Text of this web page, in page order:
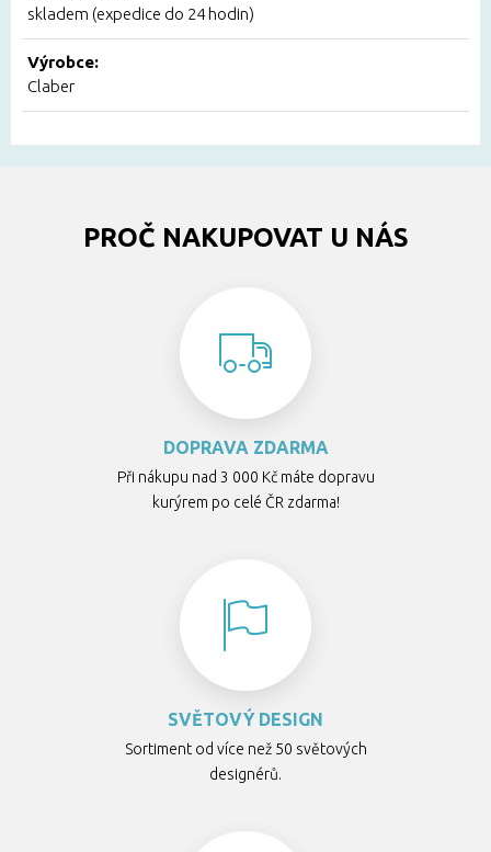
skladem (expedice do 24 hodin)
Výrobce:
Claber
PROČ NAKUPOVAT U NÁS
DOPRAVA ZDARMA
Při nákupu nad 3 000 Kč máte dopravu
kurýrem po celé ČR zdarma!
SVĚTOVÝ DESIGN
Sortiment od více než 50 světových
designérů.